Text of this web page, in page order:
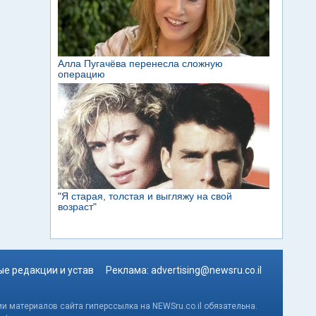
редакции и устав Реклама: advertising@newsru.co.il
сайта гиперссылка на NEWSru.co.il обязательна.